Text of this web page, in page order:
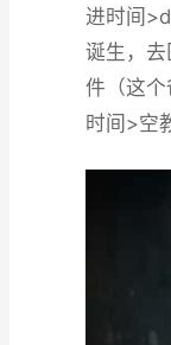
进时间
诞生，
件（这
时间>空